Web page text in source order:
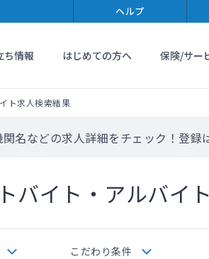
ヘルプ
ち情報 はじめての方へ 保険/サー
ト求人検索結果
名などの求人詳細をチェック！登録
バイト・アルバイ
こだわり条件